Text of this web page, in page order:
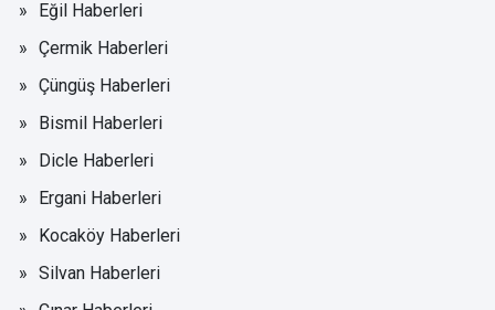
Eğil Haberleri
Çermik Haberleri
Çüngüş Haberleri
Bismil Haberleri
Dicle Haberleri
Ergani Haberleri
Kocaköy Haberleri
Silvan Haberleri